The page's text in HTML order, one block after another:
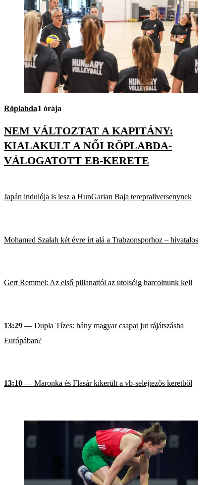
Röplabda1 órája
NEM VÁLTOZTAT A KAPITÁNY:
KIALAKULT A NŐI RÖPLABDA-
VÁLOGATOTT EB-KERETE
Japán indulója is lesz a HunGarian Baja terepraliversenynek
Mohamed Szalah két évre írt alá a Trabzonsporhoz – hivatalos
Gert Remmel: Az első pillanattól az utolsóig harcolnunk kell
13:29 — Dupla Tízes: hány magyar csapat jut rájátszásba
Európában?
13:10 — Maronka és Flasár kikerült a vb-selejtezős keretből